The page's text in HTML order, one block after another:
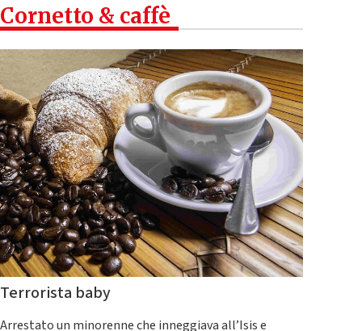
Cornetto & caffè
Terrorista baby
Arrestato un minorenne che inneggiava all’Isis e